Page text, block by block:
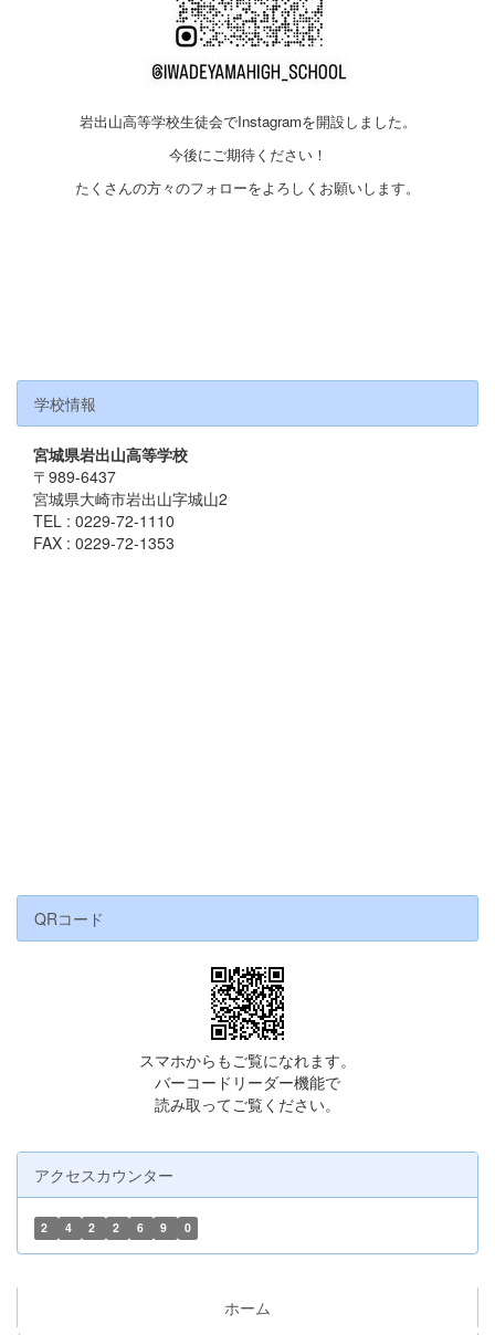
岩出山高等学校生徒会でInstagramを開設しました。
今後にご期待ください！
たくさんの方々のフォローをよろしくお願いします。
学校情報
宮城県岩出山高等学校
〒989-6437
宮城県大崎市岩出山字城山2
TEL : 0229-72-1110
FAX : 0229-72-1353
QRコード
スマホからもご覧になれます。
バーコードリーダー機能で
読み取ってご覧ください。
アクセスカウンター
2 4 2 2 6 9 0
ホーム